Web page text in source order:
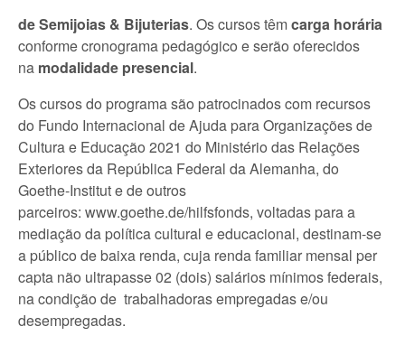
de Semijoias & Bijuterias. Os cursos têmcarga horária
conforme cronograma pedagógico e serão oferecidos
na modalidade presencial.
Os cursos do programa são patrocinados com recursos
do Fundo Internacional de Ajuda para Organizações de
Cultura e Educação 2021 do Ministério das Relações
Exteriores da República Federal da Alemanha, do
Goethe-Institut e de outros
parceiros: www.goethe.de/hilfsfonds, voltadas para a
mediação da política cultural e educacional, destinam-se
a público de baixa renda, cuja renda familiar mensal per
capta não ultrapasse 02 (dois) salários mínimos federais,
na condição de trabalhadoras empregadas e/ou
desempregadas.